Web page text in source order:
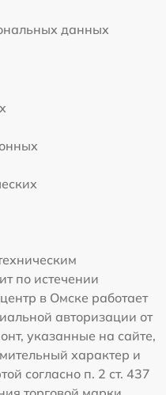
данных
по истечении
в Омске работает
авторизации от
указанные на сайте,
характер и
согласно п. 2 ст. 437